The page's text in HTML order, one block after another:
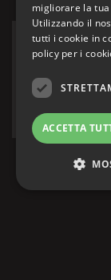
24 25
1
migliorare la
Utilizzando il
tutti i cookie in
policy per i
ACCETTA